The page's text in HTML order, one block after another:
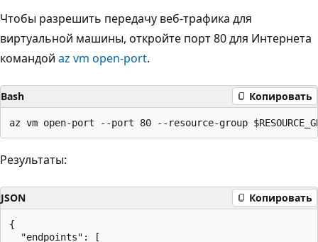
Чтобы разрешить передачу веб-трафика для
виртуальной машины, откройте порт 80 для Интернета
командой az vm open-port.
Bash Копировать
Результаты:
JSON Копировать
{
  "endpoints": [